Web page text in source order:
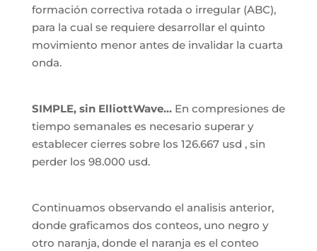
formación correctiva rotada o irregular (ABC),
para la cual se requiere desarrollar el quinto
movimiento menor antes de invalidar la cuarta
onda.
SIMPLE, sin ElliottWave… En compresiones de
tiempo semanales es necesario superar y
establecer cierres sobre los 126.667 usd , sin
perder los 98.000 usd.
Continuamos observando el analisis anterior,
donde graficamos dos conteos, uno negro y
otro naranja, donde el naranja es el conteo